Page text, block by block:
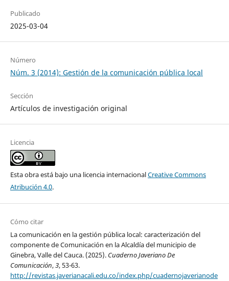
Publicado
2025-03-04
Número
Núm. 3 (2014): Gestión de la comunicación pública local
Sección
Artículos de investigación original
Licencia
Esta obra está bajo una licencia internacionalCreative Commons
Atribución 4.0.
Cómo citar
La comunicación en la gestión pública local: caracterización del
componente de Comunicación en la Alcaldía del municipio de
Ginebra, Valle del Cauca. (2025). Cuaderno Javeriano De
Comunicación,3, 53-63.
http://revistas.javerianacali.edu.co/index.php/cuadernojaverianode